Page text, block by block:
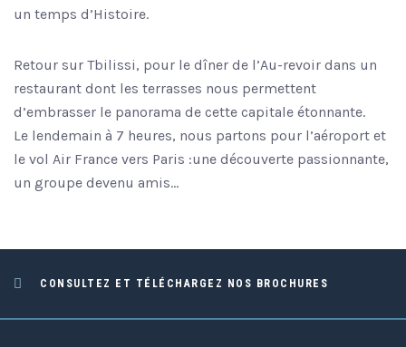
un temps d’Histoire.
Retour sur Tbilissi, pour le dîner de l’Au-revoir dans un
restaurant dont les terrasses nous permettent
d’embrasser le panorama de cette capitale étonnante.
Le lendemain à 7 heures, nous partons pour l’aéroport et
le vol Air France vers Paris :une découverte passionnante,
un groupe devenu amis…
CONSULTEZ ET TÉLÉCHARGEZ NOS BROCHURES